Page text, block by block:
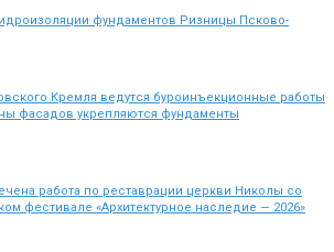
фундаментов Ризницы Псково-
Кремля ведутся буроинъекционные работы
фасадов укрепляются фундаменты
работа по реставрации церкви Николы со
фестивале «Архитектурное наследие — 2026»